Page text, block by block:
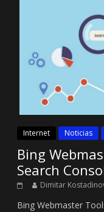
Internet Noticias
Bing
Search
Dimitar
Bing Webmaster